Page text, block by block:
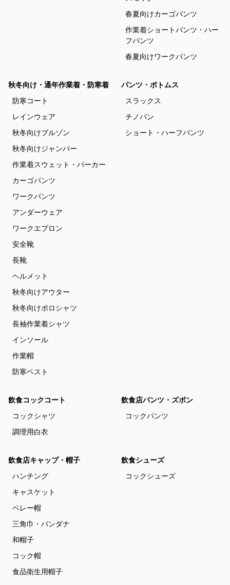
春夏向けカーゴパンツ
作業着ショートパンツ・ハー
フパンツ
春夏向けワークパンツ
秋冬向け・通年作業着・防寒着
防寒コート
レインウェア
秋冬向けブルゾン
秋冬向けジャンパー
作業着スウェット・パーカー
カーゴパンツ
ワークパンツ
アンダーウェア
ワークエプロン
安全靴
長靴
ヘルメット
秋冬向けアウター
秋冬向けポロシャツ
長袖作業着シャツ
インソール
作業帽
防寒ベスト
パンツ・ボトムス
スラックス
チノパン
ショート・ハーフパンツ
飲食コックコート
コックシャツ
調理用白衣
飲食店パンツ・ズボン
コックパンツ
飲食店キャップ・帽子
ハンチング
キャスケット
ベレー帽
三角巾・バンダナ
和帽子
コック帽
食品衛生用帽子
飲食シューズ
コックシューズ